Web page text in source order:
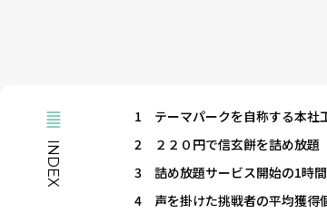
INDEX
1
テーマパークを自称する本社
2
２２０円で信玄餅を詰め放題
3
詰め放題サービス開始の1時
4
声を掛けた挑戦者の平均獲得